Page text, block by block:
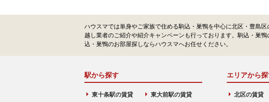
ハウスマでは単身やご家族で住める駒込・巣鴨を中心に北区・豊島
越し業者のご紹介や紹介キャンペーンも行っております。駒込・巣
込・巣鴨のお部屋探しならハウスマへお任せください。
駅から探す
東十条駅の賃貸
東大前駅の賃貸
エリアから
北区の賃貸